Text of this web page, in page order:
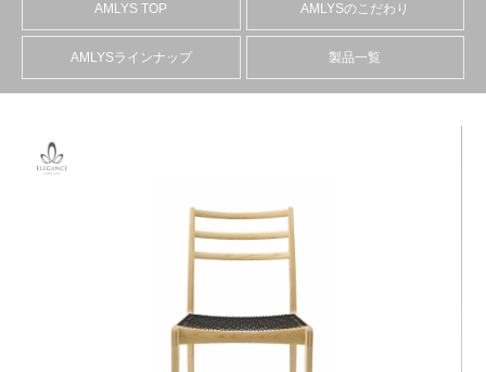
AMLYS TOP AMLYSのこだわり
AMLYSラインナップ 製品一覧